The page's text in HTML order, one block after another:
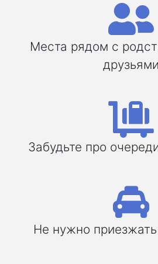
Места рядом с
друзьями
Забудьте про
Не нужно